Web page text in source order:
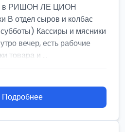
в РИШОН ЛЕ ЦИОН
В отдел сыров и колбас
Кассиры и мясники
вечер, есть рабочие
товара и ...
Подробнее